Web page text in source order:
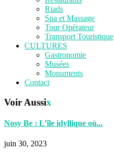
Riads
Spa et Massage
Tour Opérateur
Transport Touristique
CULTURES
Gastronomie
Musées
Monuments
Contact
Voir Aussix
Nosy Be : L’île idyllique où...
juin 30, 2023